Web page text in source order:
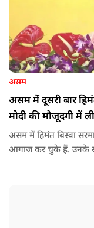
असम
असम में दूसरी बार
मोदी की मौजूदगी में
असम में हिमंत बिस्वा
आगाज कर चुके हैं. उनके